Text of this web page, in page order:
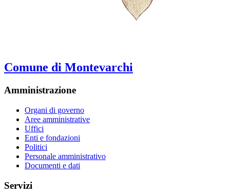
Comune di Montevarchi
Amministrazione
Organi di governo
Aree amministrative
Uffici
Enti e fondazioni
Politici
Personale amministrativo
Documenti e dati
Servizi